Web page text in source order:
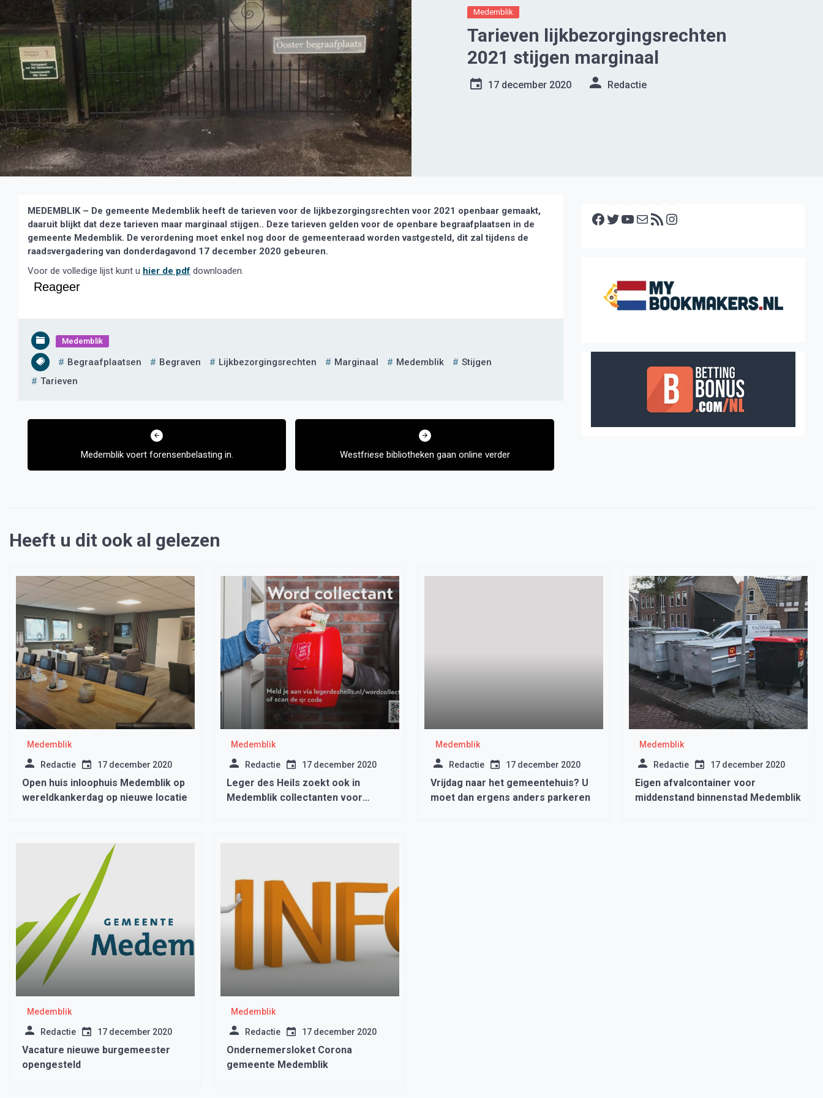
Medemblik
Tarieven lijkbezorgingsrechten
2021 stijgen marginaal
17 december 2020 Redactie
MEDEMBLIK – De gemeente Medemblik heeft de tarieven voor de lijkbezorgingsrechten voor 2021 openbaar gemaakt,
daaruit blijkt dat deze tarieven maar marginaal stijgen.. Deze tarieven gelden voor de openbare begraafplaatsen in de
gemeente Medemblik. De verordening moet enkel nog door de gemeenteraad worden vastgesteld, dit zal tijdens de
raadsvergadering van donderdagavond 17 december 2020 gebeuren.
Voor de volledige lijst kunt u hier de pdf downloaden.
Reageer
Medemblik
Begraafplaatsen Begraven Lijkbezorgingsrechten Marginaal Medemblik
Stijgen
Tarieven
Bericht
Medemblik voert forensenbelasting in. Westfriese bibliotheken gaan online verder
Facebook Twitter YouTube E-mail RSS feed
Heeft u dit ook al gelezen
Medemblik
Redactie 17 december 2020
Open huis inloophuis Medemblik op
wereldkankerdag op nieuwe locatie
Medemblik
Redactie 17 december 2020
Leger des Heils zoekt ook in
Medemblik collectanten voor
Medemblik
Redactie 17 december 2020
Vrijdag naar het gemeentehuis? U
moet dan ergens anders parkeren
Medemblik
Redactie 17 december 2020
Eigen afvalcontainer voor
middenstand binnenstad Medemblik
Medemblik
Redactie 17 december 2020
Vacature nieuwe burgemeester
opengesteld
Medemblik
Redactie 17 december 2020
Ondernemersloket Corona
gemeente Medemblik